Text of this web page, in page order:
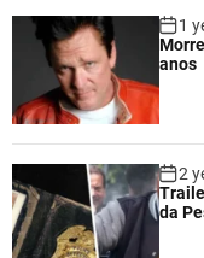
1
anos
2
da